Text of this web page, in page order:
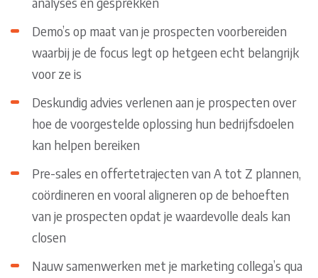
Demo’s op maat van je prospecten voorbereiden
waarbij je de focus legt op hetgeen echt belangrijk
voor ze is
Deskundig advies verlenen aan je prospecten over
hoe de voorgestelde oplossing hun bedrijfsdoelen
kan helpen bereiken
Pre-sales en offertetrajecten van A tot Z plannen,
coördineren en vooral aligneren op de behoeften
van je prospecten opdat je waardevolle deals kan
closen
Nauw samenwerken met je marketing collega’s qua